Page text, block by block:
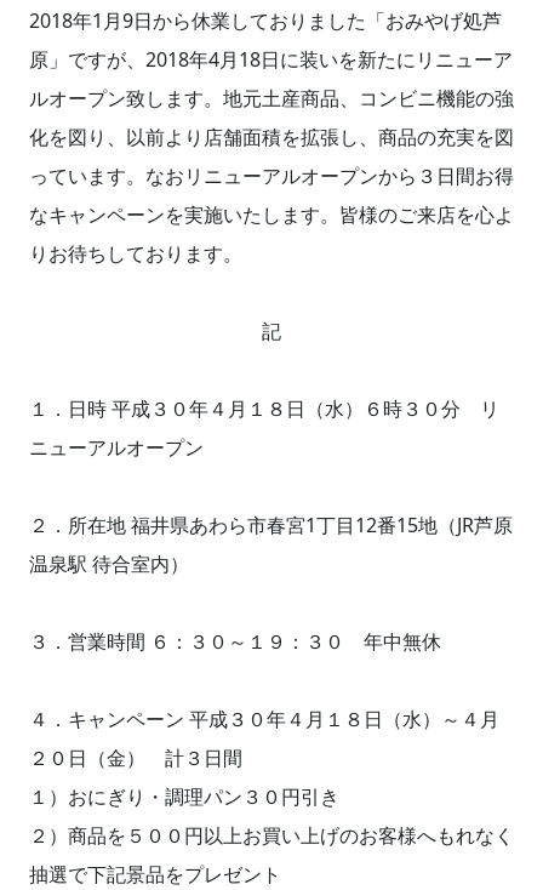
2018年1月9日から休業しておりました「おみやげ処芦
原」ですが、2018年4月18日に装いを新たにリニューア
ルオープン致します。地元土産商品、コンビニ機能の強
化を図り、以前より店舗面積を拡張し、商品の充実を図
っています。なおリニューアルオープンから３日間お得
なキャンペーンを実施いたします。皆様のご来店を心よ
りお待ちしております。
記
１．日時 平成３０年４月１８日（水）６時３０分 リ
ニューアルオープン
２．所在地 福井県あわら市春宮1丁目12番15地（JR芦原
温泉駅 待合室内）
３．営業時間 ６：３０～１９：３０ 年中無休
４．キャンペーン 平成３０年４月１８日（水）～４月
２０日（金） 計３日間
１）おにぎり・調理パン３０円引き
２）商品を５００円以上お買い上げのお客様へもれなく
抽選で下記景品をプレゼント